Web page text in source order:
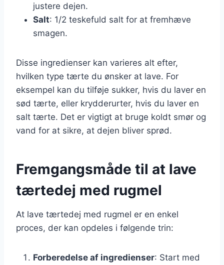
justere dejen.
Salt: 1/2 teskefuld salt for at fremhæve
smagen.
Disse ingredienser kan varieres alt efter,
hvilken type tærte du ønsker at lave. For
eksempel kan du tilføje sukker, hvis du laver en
sød tærte, eller krydderurter, hvis du laver en
salt tærte. Det er vigtigt at bruge koldt smør og
vand for at sikre, at dejen bliver sprød.
Fremgangsmåde til at lave
tærtedej med rugmel
At lave tærtedej med rugmel er en enkel
proces, der kan opdeles i følgende trin:
Forberedelse af ingredienser: Start med